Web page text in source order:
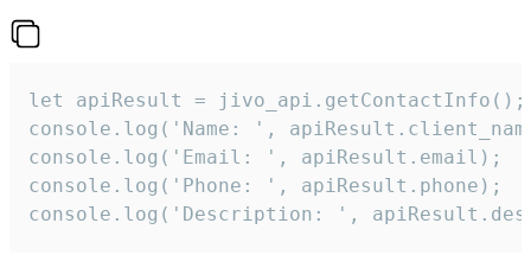
let apiResult = jivo_api.getContactInfo();
console.log('Name: ',
console.log('Email: ', apiResult.email);
console.log('Phone: ', apiResult.phone);
console.log('Description: ',